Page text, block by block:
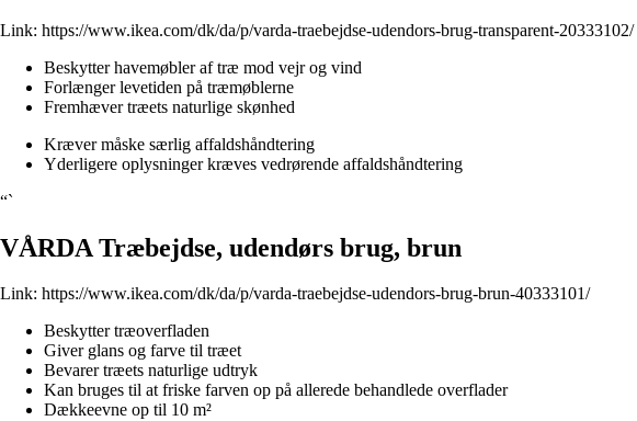
Link: https://www.ikea.com/dk/da/p/varda-traebejdse-udendors-brug-transparent-20333102/
Beskytter havemøbler af træ mod vejr og vind
Forlænger levetiden på træmøblerne
Fremhæver træets naturlige skønhed
Kræver måske særlig affaldshåndtering
Yderligere oplysninger kræves vedrørende affaldshåndtering
“`
VÅRDA Træbejdse, udendørs brug, brun
Link: https://www.ikea.com/dk/da/p/varda-traebejdse-udendors-brug-brun-40333101/
Beskytter træoverfladen
Giver glans og farve til træet
Bevarer træets naturlige udtryk
Kan bruges til at friske farven op på allerede behandlede overflader
Dækkeevne op til 10 m²